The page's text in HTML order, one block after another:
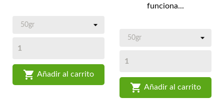
 Añadir al carrito
funciona...
 Añadir al carrito